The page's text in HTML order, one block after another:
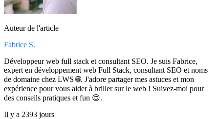
Auteur de l'article
Fabrice S.
Développeur web full stack et consultant SEO. Je suis Fabrice,
expert en développement web Full Stack, consultant SEO et noms
de domaine chez LWS 🌐. J'adore partager mes astuces et mon
expérience pour vous aider à briller sur le web ! Suivez-moi pour
des conseils pratiques et fun 😊.
Il y a 2393 jours